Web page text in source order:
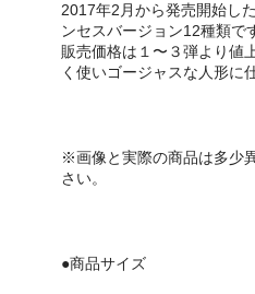
2017年2月から発売開始し
ンセスバージョン12種類で
販売価格は１〜３弾より値
く使いゴージャスな人形に
※画像と実際の商品は多少
さい。
●商品サイズ